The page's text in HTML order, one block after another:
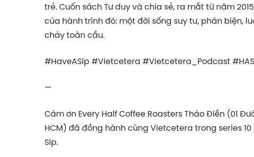
trẻ. Cuốn sách Tư duy và chia sẻ, ra mắt từ năm
của hành trình đó: một đời sống suy tư, phản biện,
chảy toàn cầu.
#HaveASip #Vietcetera #Vietcetera_Podcast
—
Cảm ơn Every Half Coffee Roasters Thảo Điền (01
HCM) đã đồng hành cùng Vietcetera trong series
Sip.